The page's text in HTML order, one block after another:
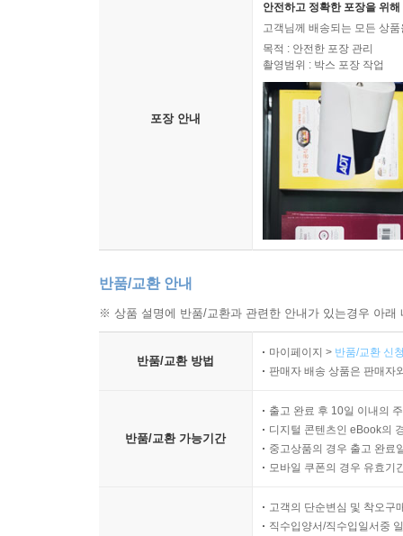
포장 안내
안전하고 정확한 포장을 위
고객님께 배송되는 모든 상
목적 : 안전한 포장 관리
촬영범위 : 박스 포장 작업
반품/교환 안내
※ 상품 설명에 반품/교환과 관련한 안내가 있는경우 아
반품/교환 방법
마이페이지 > 반품/교환 신
판매자 배송 상품은 판매자
반품/교환 가능기간
출고 완료 후 10일 이내의
디지털 콘텐츠인 eBook의
중고상품의 경우 출고 완료
모바일 쿠폰의 경우 유효기
고객의 단순변심 및 착오구
직수입양서/직수입일서중